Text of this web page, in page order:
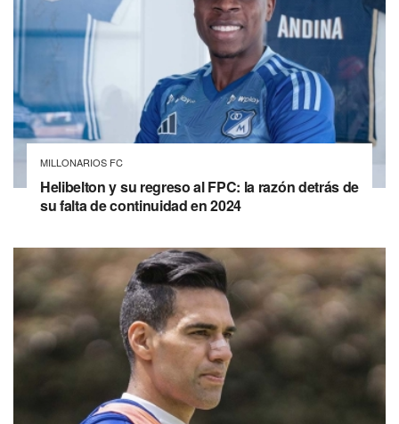
MILLONARIOS FC
Helibelton y su regreso al FPC: la razón detrás de
su falta de continuidad en 2024